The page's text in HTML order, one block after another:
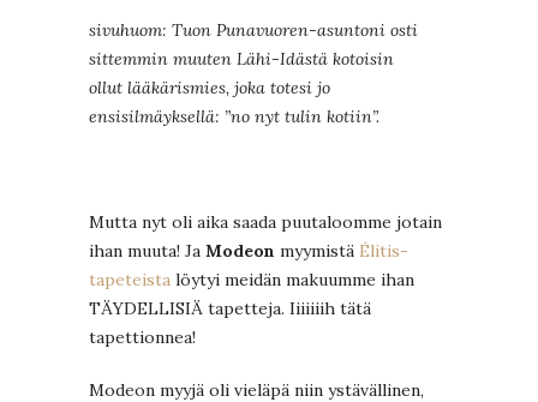
sivuhuom: Tuon Punavuoren-asuntoni osti
sittemmin muuten Lähi-Idästä kotoisin
ollut lääkärismies, joka totesi jo
ensisilmäyksellä: ”no nyt tulin kotiin”.
Mutta nyt oli aika saada puutaloomme jotain
ihan muuta! Ja Modeon myymistä Élitis-
tapeteista löytyi meidän makuumme ihan
TÄYDELLISIÄ tapetteja. Iiiiiiih tätä
tapettionnea!
Modeon myyjä oli vieläpä niin ystävällinen,